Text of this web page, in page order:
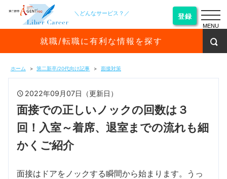
＼どんなサービス？／ 登録
就職/転職に有利な情報を探す
ホーム 第二新卒/20代向け記事 面接対策
2022年09月07日（更新日）
面接での正しいノックの回数は３
回！入室～着席、退室までの流れも細
かくご紹介
面接はドアをノックする瞬間から始まります。うっ
MENU